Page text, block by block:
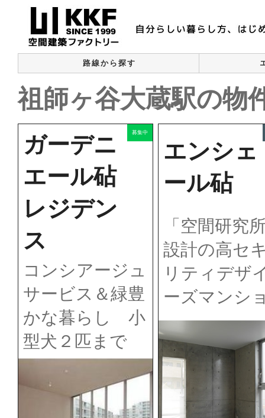
路線から探す
祖師ヶ谷大蔵駅の物
ガーデニ
エール砧
レジデン
ス
コンシアージュ
サービス＆緑豊
かな暮らし 小
型犬２匹まで
募集中
エンシェ
ール砧
「空間研究
設計の高セ
リティデザ
ーズマンシ